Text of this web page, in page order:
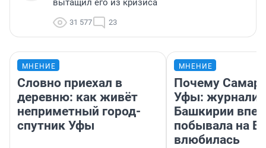
вытащил его из кризиса
31 577 23
МНЕНИЕ
Словно приехал в
деревню: как живёт
неприметный город-
спутник Уфы
МНЕНИЕ
Почему
Уфы:
Башкирии
побывала на
влюбилась